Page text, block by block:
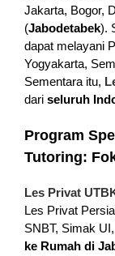
Jakarta, Bogor,
(Jabodetabek).
dapat melayani
Yogyakarta,
Sementara itu,
dari seluruh
Program
Tutoring:
Les Privat
Les Privat
SNBT, Simak
ke Rumah di